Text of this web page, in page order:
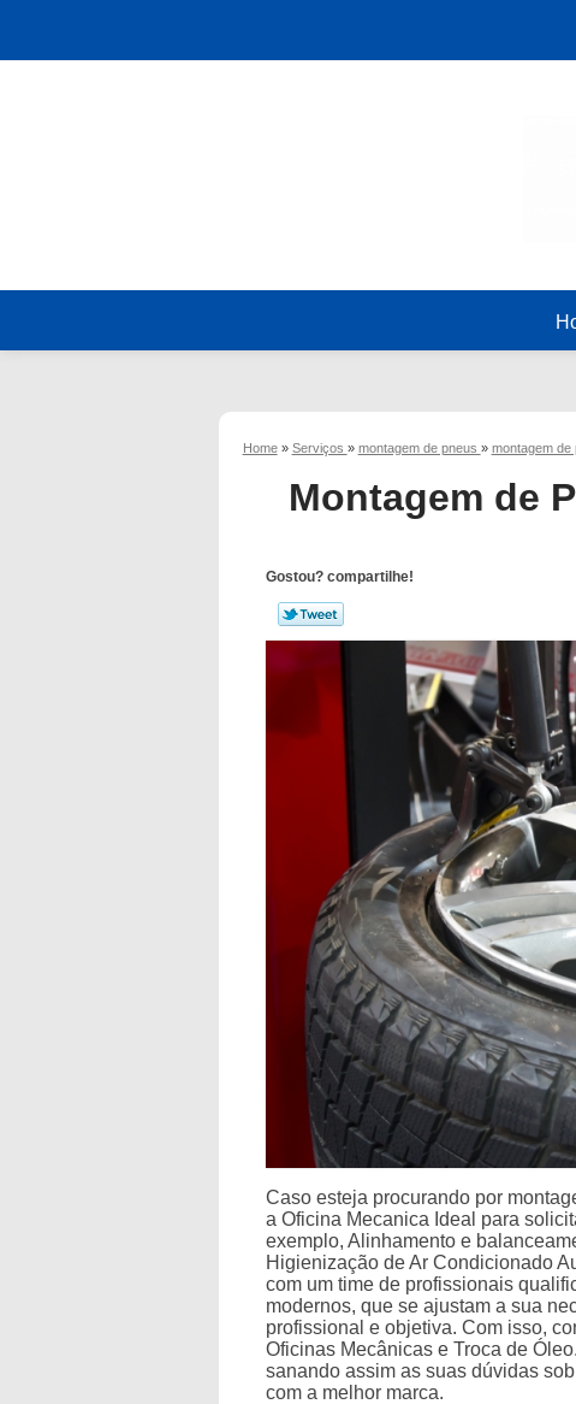
Home » Serviços » montagem de pneus » montagem de
Montagem de
Gostou? compartilhe!
Caso esteja procurando por
a Oficina Mecanica Ideal para
exemplo, Alinhamento e
Higienização de Ar Condicionado
com um time de profissionais
modernos, que se ajustam a sua
profissional e objetiva. Com isso,
Oficinas Mecânicas e Troca de
sanando assim as suas dúvidas
com a melhor marca.